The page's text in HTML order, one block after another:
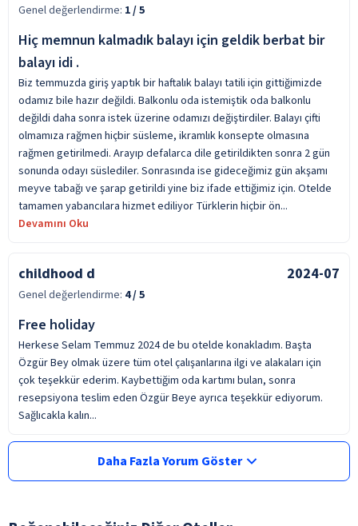
Genel değerlendirme: 1/ 5
Hiç memnun kalmadık balayı için geldik berbat bir
balayı idi .
Biz temmuzda giriş yaptık bir haftalık balayı tatili için gittiğimizde
odamız bile hazır değildi. Balkonlu oda istemiştik oda balkonlu
değildi daha sonra istek üzerine odamızı değiştirdiler. Balayı çifti
olmamıza rağmen hiçbir süsleme, ikramlık konsepte olmasına
rağmen getirilmedi. Arayıp defalarca dile getirildikten sonra 2 gün
sonunda odayı süslediler. Sonrasında ise gideceğimiz gün akşamı
meyve tabağı ve şarap getirildi yine biz ifade ettiğimiz için. Otelde
tamamen yabancılara hizmet ediliyor Türklerin hiçbir ön...
Devamını Oku
childhood d 2024-07
Genel değerlendirme: 4/ 5
Free holiday
Herkese Selam Temmuz 2024 de bu otelde konakladım. Başta
Özgür Bey olmak üzere tüm otel çalışanlarına ilgi ve alakaları için
çok teşekkür ederim. Kaybettiğim oda kartımı bulan, sonra
resepsiyona teslim eden Özgür Beye ayrıca teşekkür ediyorum.
Sağlıcakla kalın...
Daha Fazla Yorum Göster